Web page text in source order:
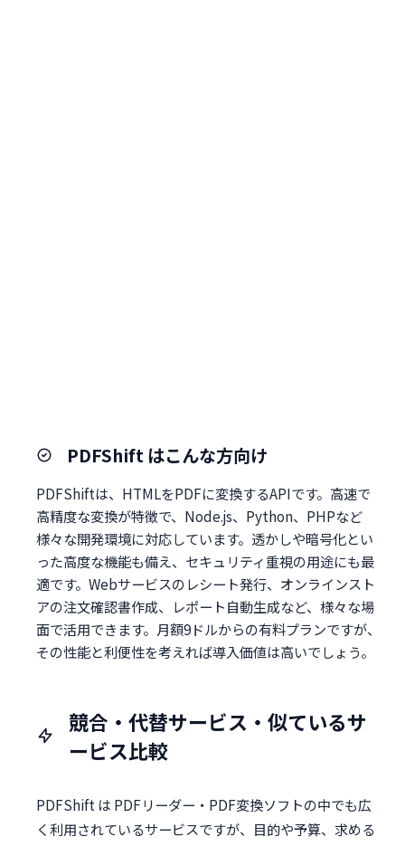
PDFShift はこんな方向け
PDFShiftは、HTMLをPDFに変換するAPIです。高速で
高精度な変換が特徴で、Node.js、Python、PHPなど
様々な開発環境に対応しています。透かしや暗号化とい
った高度な機能も備え、セキュリティ重視の用途にも最
適です。Webサービスのレシート発行、オンラインスト
アの注文確認書作成、レポート自動生成など、様々な場
面で活用できます。月額9ドルからの有料プランですが、
その性能と利便性を考えれば導入価値は高いでしょう。
競合・代替サービス・似ているサ
ービス比較
PDFShift は PDFリーダー・PDF変換ソフトの中でも広
く利用されているサービスですが、目的や予算、求める